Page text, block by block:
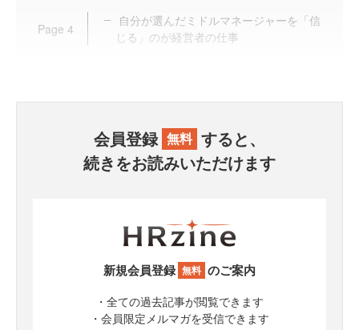
Page 4
自分が選んだミドルマネージャーを「信
じる」のが経営者の仕事
会員登録 無料 すると、
続きをお読みいただけます
新規会員登録 無料 のご案内
・全ての過去記事が閲覧できます
・会員限定メルマガを受信できます